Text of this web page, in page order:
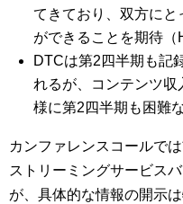
てきており、双方にと
ができることを期待（
DTCは第2四半期も記
れるが、コンテンツ収
様に第2四半期も困難
カンファレンスコールで
ストリーミングサービス
が、具体的な情報の開示は